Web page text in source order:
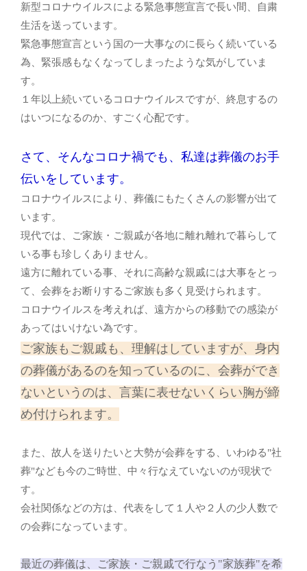
新型コロナウイルスによる緊急事態宣言で長い間、自粛
生活を送っています。
緊急事態宣言という国の一大事なのに長らく続いている
為、緊張感もなくなってしまったような気がしていま
す。
１年以上続いているコロナウイルスですが、終息するの
はいつになるのか、すごく心配です。
さて、そんなコロナ禍でも、私達は葬儀のお手
伝いをしています。
コロナウイルスにより、葬儀にもたくさんの影響が出て
います。
現代では、ご家族・ご親戚が各地に離れ離れで暮らして
いる事も珍しくありません。
遠方に離れている事、それに高齢な親戚には大事をとっ
て、会葬をお断りするご家族も多く見受けられます。
コロナウイルスを考えれば、遠方からの移動での感染が
あってはいけない為です。
ご家族もご親戚も、理解はしていますが、身内
の葬儀があるのを知っているのに、会葬ができ
ないというのは、言葉に表せないくらい胸が締
め付けられます。
また、故人を送りたいと大勢が会葬をする、いわゆる"社
葬"なども今のご時世、中々行なえていないのが現状で
す。
会社関係などの方は、代表をして１人や２人の少人数で
の会葬になっています。
最近の葬儀は、ご家族・ご親戚で行なう"家族葬"を希